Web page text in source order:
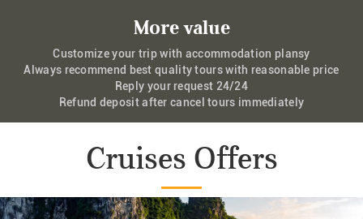
More value
Customize your trip with accommodation plansy
Always recommend best quality tours with reasonable price
Reply your request 24/24
Refund deposit after cancel tours immediately
Cruises Offers